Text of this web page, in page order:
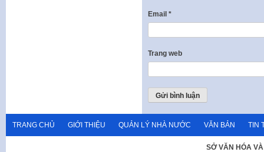
Email *
Trang web
TRANG CHỦ GIỚI THIỆU QUẢN LÝ NHÀ NƯỚC VĂN BẢN TIN
SỞ VĂN HÓA